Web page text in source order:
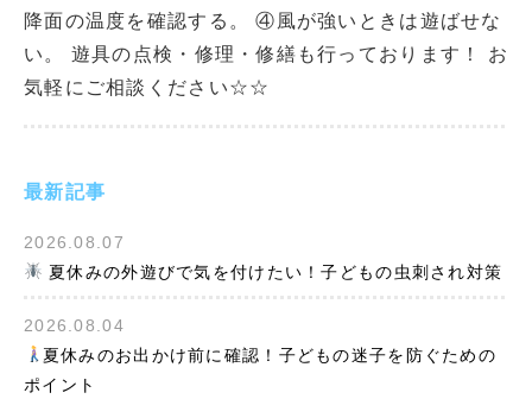
最新記事
2026.08.07
夏休みの外遊びで気を付けたい！子どもの虫刺され対策
2026.08.04
夏休みのお出かけ前に確認！子どもの迷子を防ぐための
ポイント
降面の温度を確認する。 ④風が強いときは遊ばせな
い。 遊具の点検・修理・修繕も行っております！ お
気軽にご相談ください☆☆